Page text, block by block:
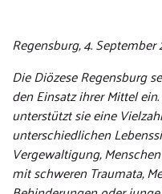
Regensburg, 4. September
Die Diözese Regensburg
den Einsatz ihrer Mittel
unterstützt sie eine
unterschiedlichen
Vergewaltigung,
mit schweren Traumata,